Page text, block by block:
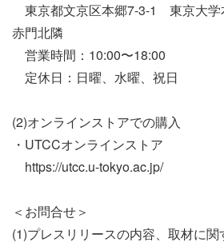
東京都文京区本郷7-3-1 東京大
赤門北隣
営業時間：10:00〜18:00
定休日：日曜、水曜、祝日
(2)オンラインストアでの購入
・UTCCオンラインストア
https://utcc.u-tokyo.ac.jp/
＜お問合せ＞
(1)プレスリリースの内容、取材に